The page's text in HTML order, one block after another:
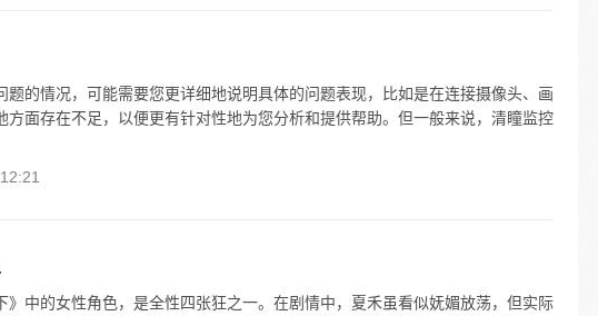
题的情况，可能需要您更详细地说明具体的问题表现，比如是在连接摄像头、画
方面存在不足，以便更有针对性地为您分析和提供帮助。但一般来说，清瞳监控
》中的女性角色，是全性四张狂之一。在剧情中，夏禾虽看似妩媚放荡，但实际